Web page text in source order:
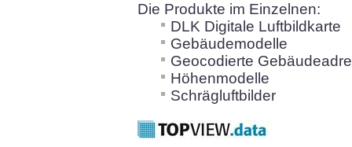
Die Produkte im Einzelnen:
DLK Digitale Luftbildkarte
Gebäudemodelle
Geocodierte
Höhenmodelle
Schrägluftbilder